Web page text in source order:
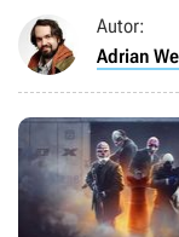
Autor:
Adrian